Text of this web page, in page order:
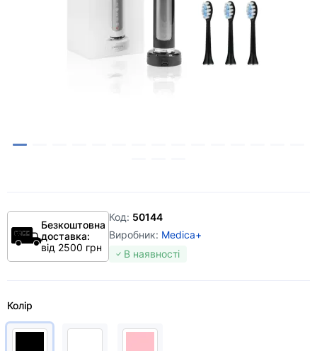
Безкоштовна
доставка:
від 2500 грн
Код: 50144
Виробник: Medica+
В наявності
Колір